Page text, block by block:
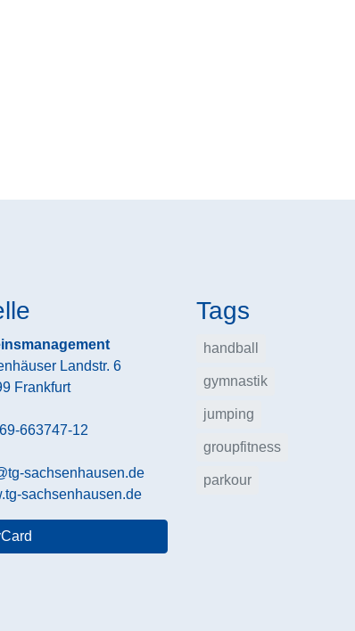
Landstr. 6
Frankfurt
663747-12
sachsenhausen.de
sachsenhausen.de
Tags
handball
gymnastik
jumping
groupfitness
parkour